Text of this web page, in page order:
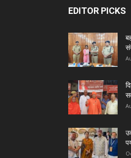
EDITOR PICKS